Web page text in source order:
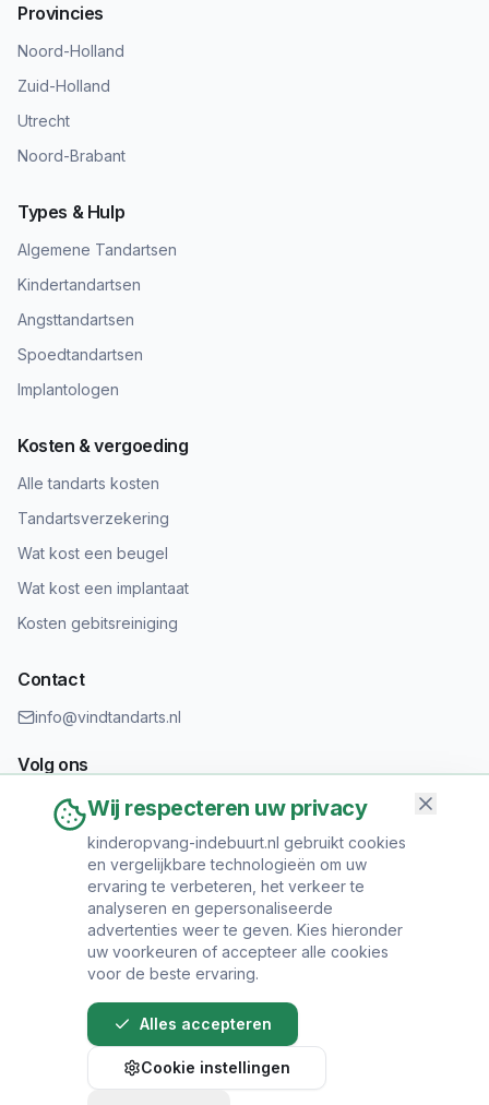
Provincies
Noord-Holland
Zuid-Holland
Utrecht
Noord-Brabant
Types & Hulp
Algemene Tandartsen
Kindertandartsen
Angsttandartsen
Spoedtandartsen
Implantologen
Kosten & vergoeding
Alle tandarts kosten
Tandartsverzekering
Wat kost een beugel
Wat kost een implantaat
Kosten gebitsreiniging
Contact
info@vindtandarts.nl
Volg ons
Informatie toevoegen?
Heeft u een tandartspraktijk? Neem contact op om uw praktijk
toe te voegen.
© 2024 Vind Tandarts. Alle rechten voorbehouden.
Over Ons
• Privacy Policy
Voorwaarden
• Sitemap
Wij respecteren uw privacy
kinderopvang-indebuurt.nl gebruikt cookies
en vergelijkbare technologieën om uw
ervaring te verbeteren, het verkeer te
analyseren en gepersonaliseerde
advertenties weer te geven. Kies hieronder
uw voorkeuren of accepteer alle cookies
voor de beste ervaring.
Alles accepteren
Cookie instellingen